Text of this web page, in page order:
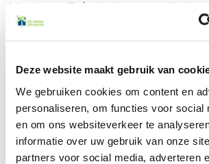
Deze website maakt gebruik van
We gebruiken cookies om content en
personaliseren, om functies voor social
en om ons websiteverkeer te
informatie over uw gebruik van onze
partners voor social media, adverteren
14cm hoog. Zo kun je hem eenvoudig in
opvullen met siergrind. Eventueel kunnen
verlijmde hydrokorrels. Dan blijft de palm
pot en kunt makkelijk verplaatsen
Selecteer hieronder de gewenste